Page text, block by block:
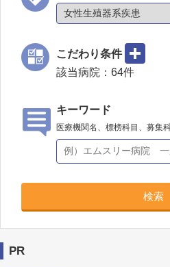
こだわり条件
該当病院： 64件
キーワード
医療機関名、標榜科目、募集
検索
PR